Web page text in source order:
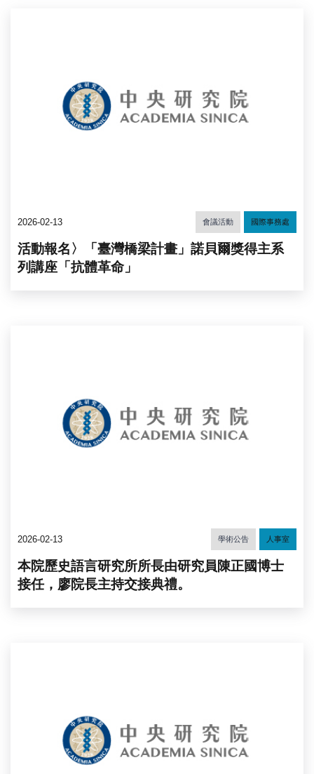
2026-02-13 會議活動 國際事務處
活動報名〉「臺灣橋梁計畫」諾貝爾獎得主系
列講座「抗體革命」
2026-02-13 學術公告 人事室
本院歷史語言研究所所長由研究員陳正國博士
接任，廖院長主持交接典禮。